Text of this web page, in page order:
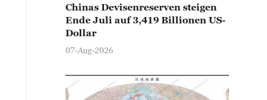
Chinas Devisenreserven steigen
Ende Juli auf 3,419 Billionen US-
Dollar
07-Aug-2026